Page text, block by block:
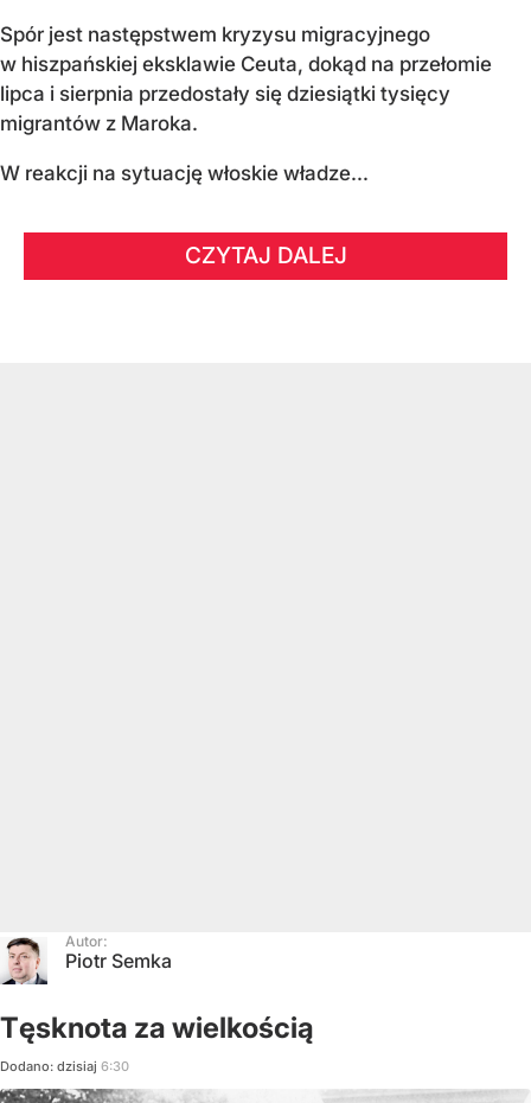
Spór jest następstwem kryzysu migracyjnego
w hiszpańskiej eksklawie Ceuta, dokąd na przełomie
lipca i sierpnia przedostały się dziesiątki tysięcy
migrantów z Maroka.
W reakcji na sytuację włoskie władze...
CZYTAJ DALEJ
Autor:
Piotr Semka
Tęsknota za wielkością
Dodano: dzisiaj 6:30